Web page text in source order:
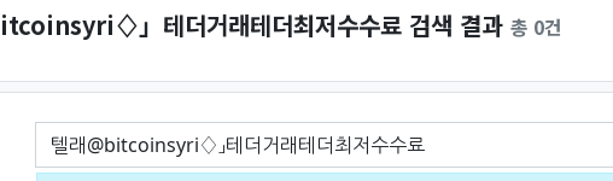
」테더거래테더최저수수료 검색 결과 총 0건
검색어